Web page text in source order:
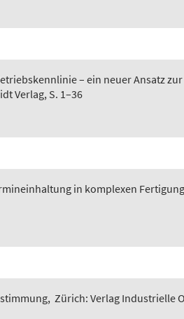
– ein neuer Ansatz
Verlag, S. 1–36
in komplexen
, Zürich: Verlag Industrielle